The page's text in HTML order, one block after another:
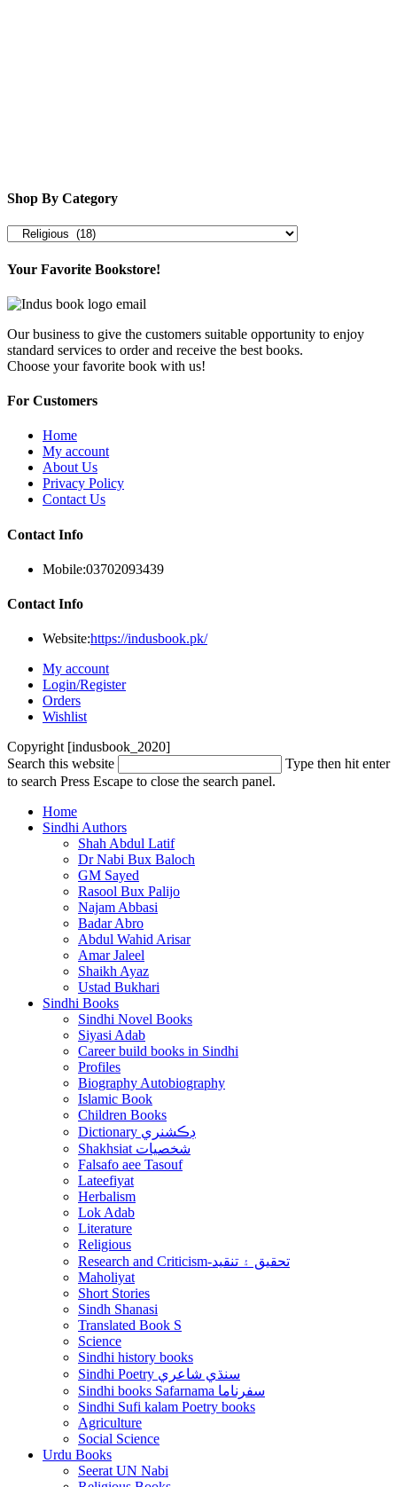
Shop By Category
Your Favorite Bookstore!
Our business to give the customers suitable opportunity to enjoy
standard services to order and receive the best books.
Choose your favorite book with us!
For Customers
Home
My account
About Us
Privacy Policy
Contact Us
Contact Info
Mobile:03702093439
Contact Info
Website:https://indusbook.pk/
My account
Login/Register
Orders
Wishlist
Copyright [indusbook_2020]
Search this website
Type then hit enter
to search Press Escape to close the search panel.
Home
Sindhi Authors
Shah Abdul Latif
Dr Nabi Bux Baloch
GM Sayed
Rasool Bux Palijo
Najam Abbasi
Badar Abro
Abdul Wahid Arisar
Amar Jaleel
Shaikh Ayaz
Ustad Bukhari
Sindhi Books
Sindhi Novel Books
Siyasi Adab
Career build books in Sindhi
Profiles
Biography Autobiography
Islamic Book
Children Books
Dictionary ڊڪشنري
Shakhsiat شخصيات
Falsafo aee Tasouf
Lateefiyat
Herbalism
Lok Adab
Literature
Religious
Research and Criticism-تحقيق ۽ تنقيد
Maholiyat
Short Stories
Sindh Shanasi
Translated Book S
Science
Sindhi history books
Sindhi Poetry سنڌي شاعري
Sindhi books Safarnama سفرناما
Sindhi Sufi kalam Poetry books
Agriculture
Social Science
Urdu Books
Seerat UN Nabi